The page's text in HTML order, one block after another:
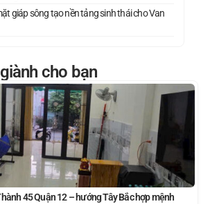
giáp sông tạo nền tảng sinh thái cho Van
cho bạn
45 Quận 12 – hướng Tây Bắc hợp mệnh